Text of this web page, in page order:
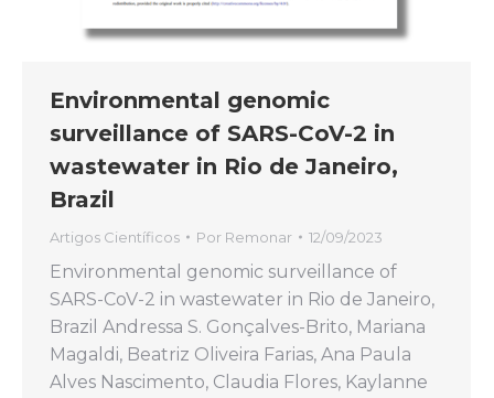
Environmental genomic
surveillance of SARS-CoV-2 in
wastewater in Rio de Janeiro,
Brazil
Artigos Científicos Por Remonar 12/09/2023
Environmental genomic surveillance of
SARS-CoV-2 in wastewater in Rio de Janeiro,
Brazil Andressa S. Gonçalves-Brito, Mariana
Magaldi, Beatriz Oliveira Farias, Ana Paula
Alves Nascimento, Claudia Flores, Kaylanne